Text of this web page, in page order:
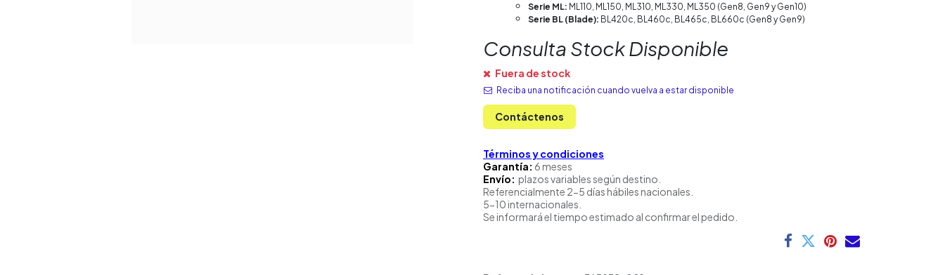
Serie ML: ML110, ML150, ML310, ML330, ML350 (Gen8, Gen9 y Gen10)
Serie BL (Blade): BL420c, BL460c, BL465c, BL660c (Gen8 y Gen9)
Consulta Stock Disponible
Fuera de stock
Reciba una notificación cuando vuelva a estar disponible
Contáctenos
Términos y condiciones
Garantía: 6 meses
Envío: plazos variables según destino.
Referencialmente 2-5 días hábiles nacionales.
5-10 internacionales.
Se informará el tiempo estimado al confirmar el pedido.